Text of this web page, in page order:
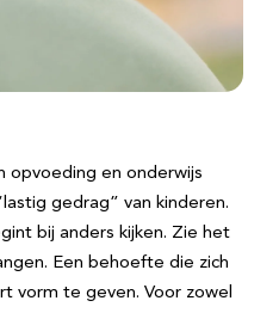
opvoeding en onderwijs
gedrag” van kinderen.
bij anders kijken. Zie het
Een behoefte die zich
vorm te geven. Voor zowel